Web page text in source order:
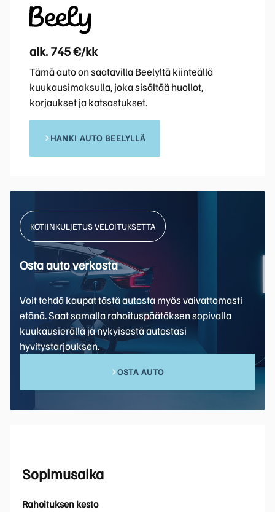
Sopimusaika
Rahoituksen kesto
alk. 745 €/kk
Tämä auto on saatavilla Beelyltä kiinteällä
kuukausimaksulla, joka sisältää huollot,
korjaukset ja katsastukset.
HANKI AUTO BEELYLLÄ
KOTIINKULJETUS VELOITUKSETTA
Osta auto verkosta
Voit tehdä kaupat tästä autosta myös vaivattomasti
etänä. Saat samalla rahoituspäätöksen sopivalla
kuukausierällä ja nykyisestä autostasi
hyvitystarjouksen.
OSTA AUTO